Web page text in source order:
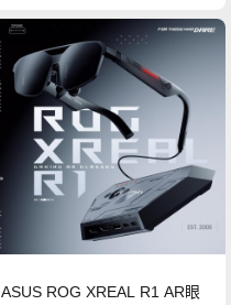
ASUS ROG XREAL R1 AR眼